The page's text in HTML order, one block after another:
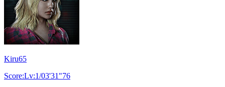
Kiru65
Score:Lv:1/03'31"76